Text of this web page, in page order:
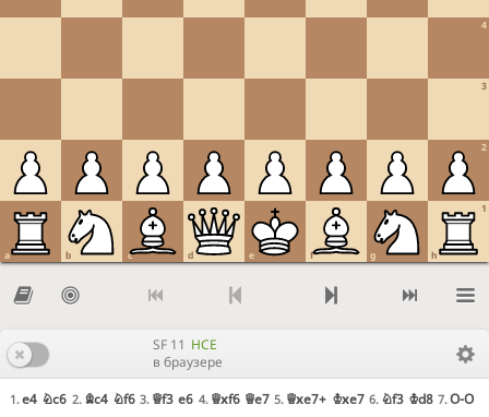
1
2
3
4
a b c d e f g h
SF 11 HCE
в браузере
1.e4 Nc6 2. Bc4 Nf6 3. Qf3 e6 4. Qxf6 Qe7 5. Qxe7+ Kxe7 6. Nf3 Kd8 7.O-O